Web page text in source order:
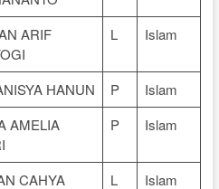
ARIF
L Islam
HANUN P
Islam
AMELIA
P Islam
CAHYA L Islam